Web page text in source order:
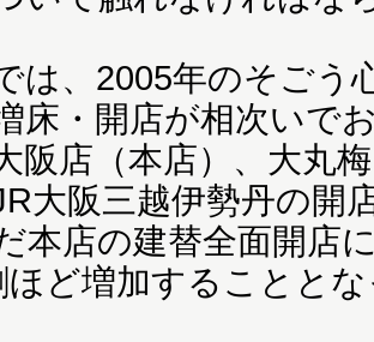
は、2005年のそごう
床・開店が相次いで
阪店（本店）、大丸
大阪三越伊勢丹の開
本店の建替全面開店
ほど増加することと